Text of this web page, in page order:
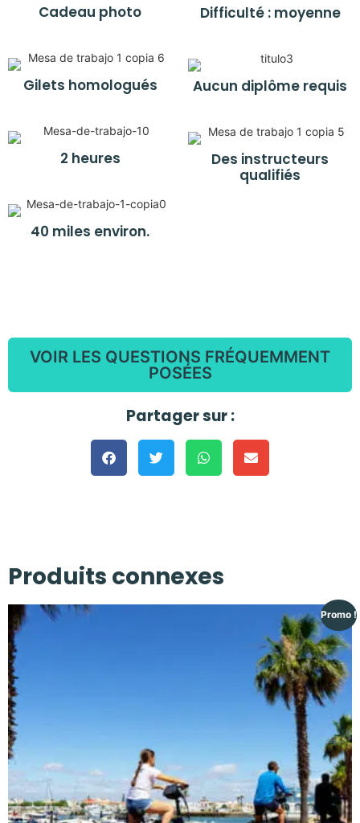
Cadeau photo
Gilets homologués
2 heures
40 miles environ.
Difficulté : moyenne
Aucun diplôme requis
Des instructeurs
qualifiés
VOIR LES QUESTIONS FRÉQUEMMENT
POSÉES
Partager sur :
Produits connexes
Promo !